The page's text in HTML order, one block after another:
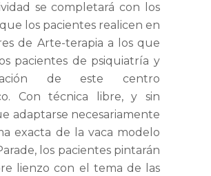
se completará con los
los pacientes realicen en
de Arte-terapia a los que
pacientes de psiquiatría y
de este centro
Con técnica libre, y sin
adaptarse necesariamente
exacta de la vaca modelo
los pacientes pintarán
lienzo con el tema de las